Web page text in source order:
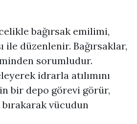
bağırsak emilimi,
ile düzenlenir. Bağırsaklar,
sorumludur.
idrarla atılımını
bir depo görevi görür,
vücudun